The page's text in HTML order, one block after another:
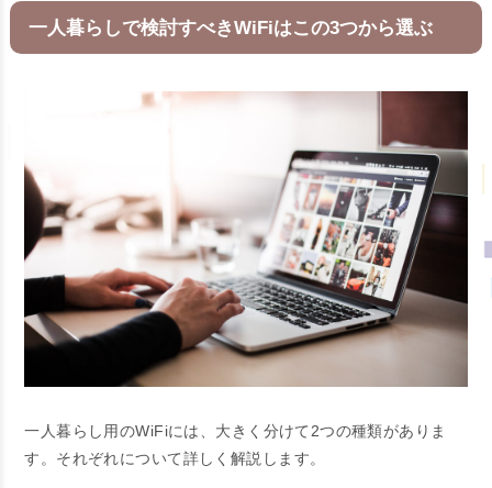
一人暮らしで検討すべきWiFiはこの3つから選ぶ
一人暮らし用のWiFiには、大きく分けて2つの種類がありま
す。それぞれについて詳しく解説します。